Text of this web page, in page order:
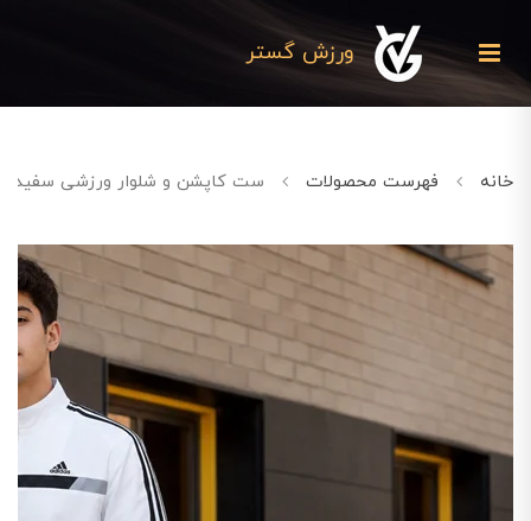
ورزش گستر
خانه فهرست محصولات ست کاپشن و شلوار ورزشی سفید